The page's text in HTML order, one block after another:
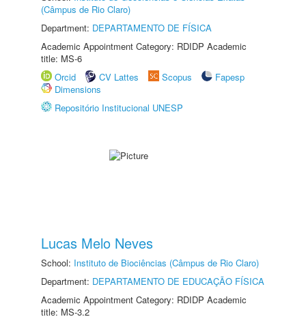
(Câmpus de Rio Claro)
Department: DEPARTAMENTO DE FÍSICA
Academic Appointment Category: RDIDP Academic
title: MS-6
Orcid
CV Lattes Scopus
Fapesp
Dimensions
Repositório Institucional UNESP
Lucas Melo Neves
School: Instituto de Biociências (Câmpus de Rio Claro)
Department: DEPARTAMENTO DE EDUCAÇÃO FÍSICA
Academic Appointment Category: RDIDP Academic
title: MS-3.2